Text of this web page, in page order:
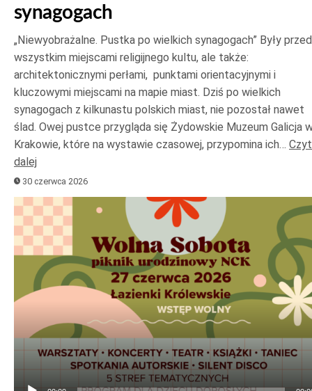
synagogach
„Niewyobrażalne. Pustka po wielkich synagogach” Były
wszystkim miejscami religijnego kultu, ale także:
architektonicznymi perłami, punktami orientacyjnymi i
kluczowymi miejscami na mapie miast. Dziś po wielkich
synagogach z kilkunastu polskich miast, nie pozostał nawet
ślad. Owej pustce przygląda się Żydowskie Muzeum Galicja
Krakowie, które na wystawie czasowej, przypomina ich…
dalej
30 czerwca 2026
Odtwarzacz
plików
dźwiękowych